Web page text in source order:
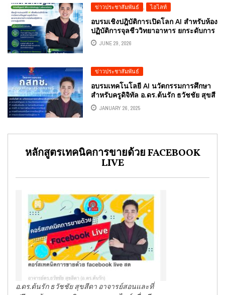
ข่าวประชาสัมพันธ์ ไฮไลท์
อบรมเชิงปฎิบัติการเปิดโลก AI สำหรับห้อง
ปฏิบัติการจุลชีววิทยาอาหาร ยกระดับการ
วิเคราะห์ข้อมูลสู่ยุคดิจิทัล บริษัท สิทธิพร
แอสโซซิเอส จำกัดโดยวิทยากผู้ทรง
รัก ธวัชชัย สุขสีดา
JUNE 29, 2026
ข่าวประชาสัมพันธ์
อบรมเทคโนโลยี AI นวัตกรรมการศึกษา
สำหรับครูดิจิทัล อ.ดร.ต้นรัก ธวัชชัย สุขสี
ดา กสทช.
JANUARY 26, 2025
หลักสูตรเทคนิคการขายด้วย FACEBOOK
LIVE
อ.ดร.ต้นรัก ธวัชชัย สุขสีดา อาจารย์สอนและที่